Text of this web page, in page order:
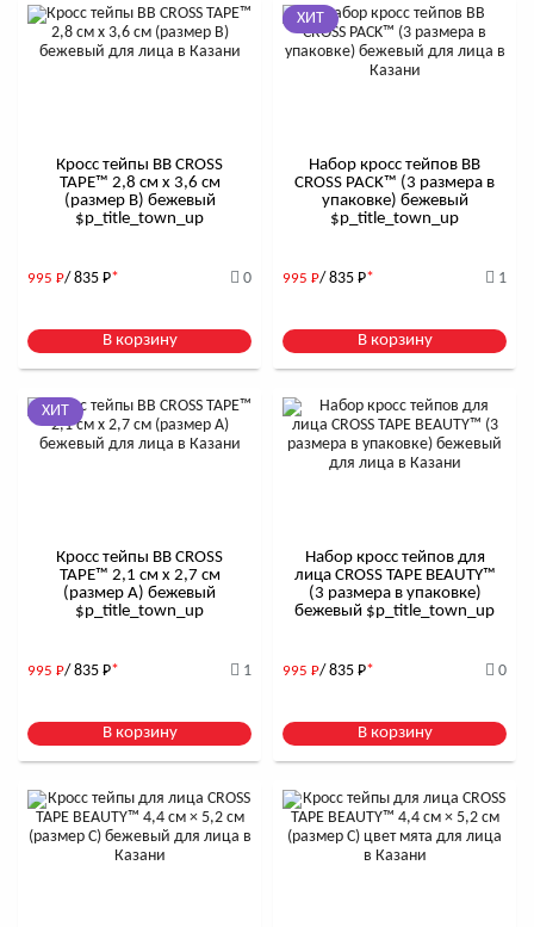
Кросс тейпы BB CROSS
TAPE™ 2,8 см x 3,6 см
(размер B) бежевый
$р_title_town_up
995 Р/ 835 Р* 0
В корзину
ХИТ
Набор кросс тейпов BB
CROSS PACK™ (3 размера в
упаковке) бежевый
$р_title_town_up
995 Р/ 835 Р* 1
В корзину
ХИТ
Кросс тейпы BB CROSS
TAPE™ 2,1 см x 2,7 см
(размер А) бежевый
$р_title_town_up
995 Р/ 835 Р* 1
В корзину
Набор кросс тейпов для
лица CROSS TAPE BEAUTY™
(3 размера в упаковке)
бежевый $р_title_town_up
995 Р/ 835 Р* 0
В корзину